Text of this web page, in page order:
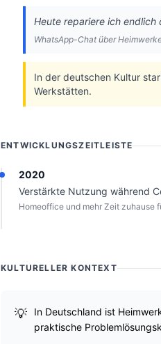
Heute repariere ich endlich
WhatsApp-Chat über
In der deutschen Kultur
Werkstätten.
ENTWICKLUNGSZEITLEISTE
2020
Verstärkte Nutzung während
Homeoffice und mehr Zeit zuhause
KULTURELLER KONTEXT
In Deutschland ist
praktische